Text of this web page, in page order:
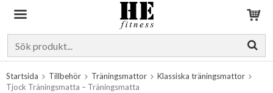
Startsida Tillbehör Träningsmattor
Klassiska träningsmattor
Tjock Träningsmatta – Träningsmatta